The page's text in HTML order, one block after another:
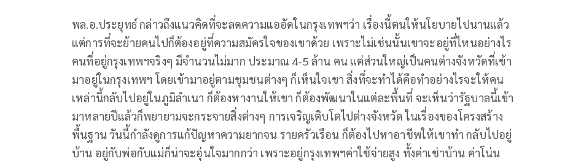
พล.อ.ประยุทธ์ กล่าวถึงแนวคิดที่จะลดความแออัดในกรุงเทพฯว่า เรื่องนี้ตนให้นโยบายไปนานแล้ว
แต่การที่จะย้ายคนไปก็ต้องอยู่ที่ความสมัครใจของเขาด้วย เพราะไม่เช่นนั้นเขาจะอยู่ที่ไหนอย่างไร
คนที่อยู่กรุงเทพฯจริงๆ มีจำนวนไม่มาก ประมาณ 4-5 ล้าน คน แต่ส่วนใหญ่เป็นคนต่างจังหวัดที่เข้า
มาอยู่ในกรุงเทพฯ โดยเข้ามาอยู่ตามชุมชนต่างๆ ก็เห็นใจเขา สิ่งที่จะทำได้คือทำอย่างไรจะให้คน
เหล่านี้กลับไปอยู่ในภูมิลำเนา ก็ต้องหางานให้เขา ก็ต้องพัฒนาในแต่ละพื้นที่ จะเห็นว่ารัฐบาลนี้เข้า
มาหลายปีแล้วก็พยายามจะกระจายสิ่งต่างๆ การเจริญเติบโตไปต่างจังหวัด ในเรื่องของโครงสร้าง
พื้นฐาน วันนี้กำลังดูการแก้ปัญหาความยากจน รายครัวเรือน ก็ต้องไปหาอาชีพให้เขาทำ กลับไปอยู่
บ้าน อยู่กับพ่อกับแม่ก็น่าจะอุ่นใจมากกว่า เพราะอยู่กรุงเทพฯค่าใช้จ่ายสูง ทั้งค่าเช่าบ้าน ค่าโน่น